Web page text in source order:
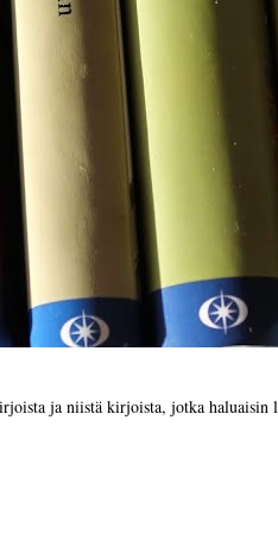
ja niistä kirjoista, jotka haluaisin